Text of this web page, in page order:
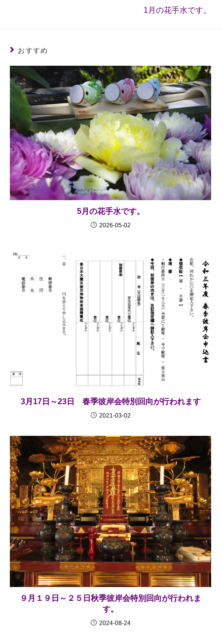
1月の花手水です。
おすすめ
5月の花手水です。
2026-05-02
3月17日～23日 春季彼岸会特別回向が行われます
2021-03-02
９月１９日～２５日秋季彼岸会特別回向が行われま
す。
2024-08-24